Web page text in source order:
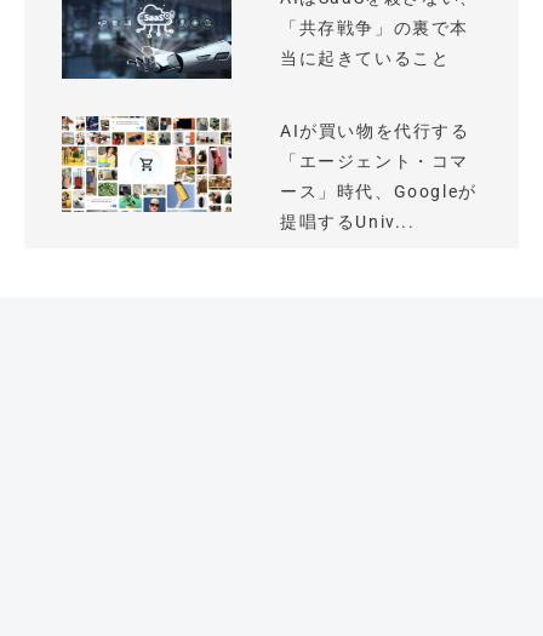
「共存戦争」の裏で本
当に起きていること
AIが買い物を代行する
「エージェント・コマ
ース」時代、Googleが
提唱するUniv...